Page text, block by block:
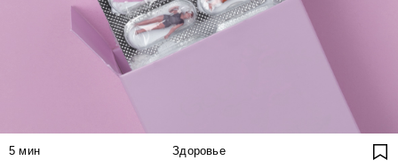
5 мин Здоровье